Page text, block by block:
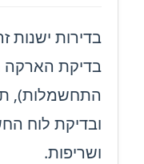
בדירות ישנות
בדיקת הארקה
התחשמלות),
ובדיקת לוח
ושריפות.